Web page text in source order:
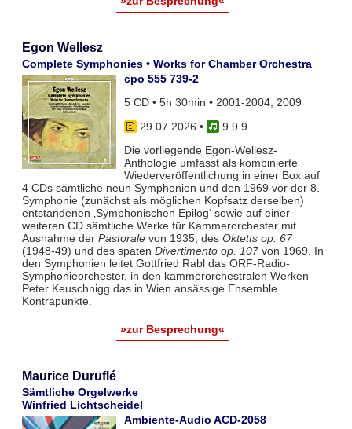
Egon Wellesz
Complete Symphonies • Works for Chamber Orchestra
cpo 555 739-2
5 CD • 5h 30min • 2001-2004, 2009
29.07.2026 •
9 9 9
Die vorliegende Egon-Wellesz-
Anthologie umfasst als kombinierte
Wiederveröffentlichung in einer Box auf
4 CDs sämtliche neun Symphonien und den 1969 vor der 8.
Symphonie (zunächst als möglichen Kopfsatz derselben)
entstandenen ‚Symphonischen Epilog‘ sowie auf einer
weiteren CD sämtliche Werke für Kammerorchester mit
Ausnahme der Pastoralevon 1935, des Oktetts op. 67
(1948-49) und des späten Divertimento op. 107von 1969. In
den Symphonien leitet Gottfried Rabl das ORF-Radio-
Symphonieorchester, in den kammerorchestralen Werken
Peter Keuschnigg das in Wien ansässige Ensemble
Kontrapunkte.
»zur Besprechung«
Maurice Duruflé
Sämtliche Orgelwerke
Winfried Lichtscheidel
Ambiente-Audio ACD-2058